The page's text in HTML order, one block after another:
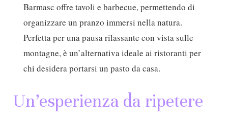
Barmasc offre tavoli e barbecue, permettendo di
organizzare un pranzo immersi nella natura.
Perfetta per una pausa rilassante con vista sulle
montagne, è un’alternativa ideale ai ristoranti per
chi desidera portarsi un pasto da casa.
Un’esperienza da ripetere